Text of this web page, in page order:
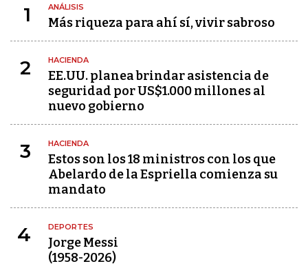
1 ANÁLISIS
Más riqueza para ahí sí, vivir sabroso
2 HACIENDA
EE.UU. planea brindar asistencia de
seguridad por US$1.000 millones al
nuevo gobierno
3 HACIENDA
Estos son los 18 ministros con los que
Abelardo de la Espriella comienza su
mandato
4 DEPORTES
Jorge Messi
(1958-2026)